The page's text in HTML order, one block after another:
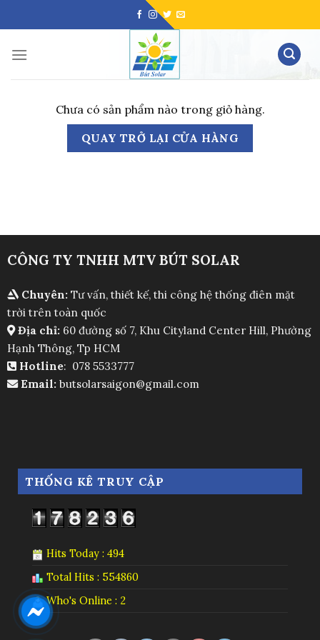
to
Chưa có sản phẩm nào trong giỏ hàng.
QUAY TRỞ LẠI CỬA HÀNG
CÔNG TY TNHH MTV BÚT SOLAR
Chuyên:Tư vấn, thiết kế, thi công hệ thống điên mặt
trời trên toàn quốc
Địa chỉ: 60 đường số 7, Khu Cityland Center Hill, Phường
Hạnh Thông, Tp HCM
Hotline: 078 5533777
Email:butsolarsaigon@gmail.com
THỐNG KÊ TRUY CẬP
Hits Today : 494
Total Hits : 554860
Who's Online : 2